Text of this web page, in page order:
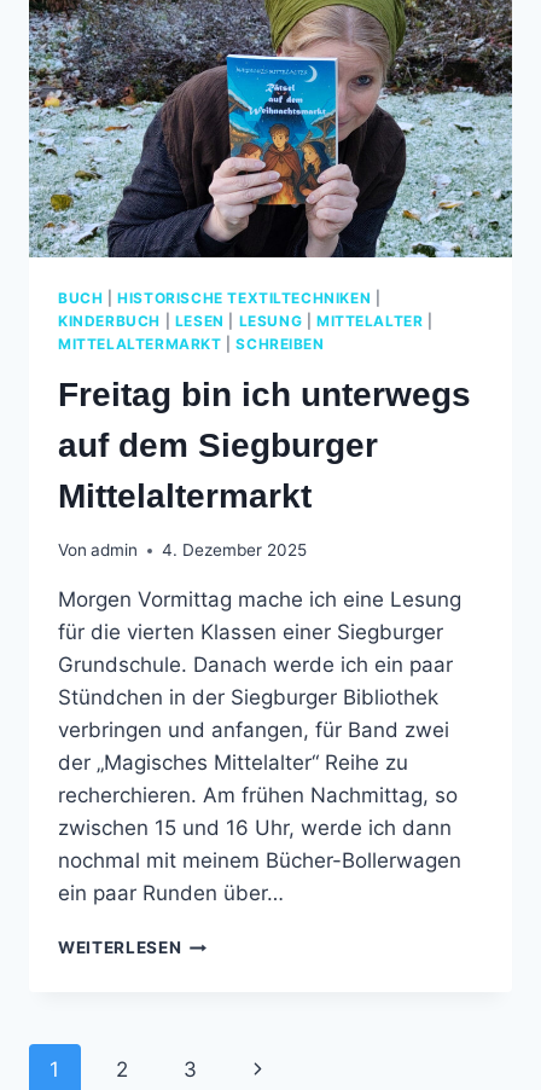
GLÜCKSBUCH!
BUCH |HISTORISCHE TEXTILTECHNIKEN
KINDERBUCH
LESEN LESUNG MITTELALTER
MITTELALTERMARKT |SCHREIBEN
Freitag bin ich unterwegs
auf dem Siegburger
Mittelaltermarkt
Von admin 4. Dezember 2025
Morgen Vormittag mache ich eine Lesung
für die vierten Klassen einer Siegburger
Grundschule. Danach werde ich ein paar
Stündchen in der Siegburger Bibliothek
verbringen und anfangen, für Band zwei
der „Magisches Mittelalter“ Reihe zu
recherchieren. Am frühen Nachmittag, so
zwischen 15 und 16 Uhr, werde ich dann
nochmal mit meinem Bücher-Bollerwagen
ein paar Runden über…
WEITERLESEN FREITAG
DEM
Seitennavigation
1 2 3
Nächste